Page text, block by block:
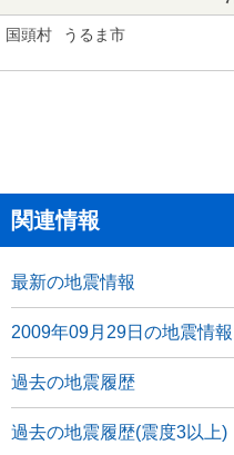
国頭村 うるま市
関連情報
最新の地震情報
2009年09月29日の地震情報
過去の地震履歴
過去の地震履歴(震度3以上)